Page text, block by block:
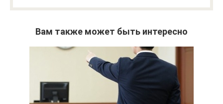
Вам также может быть интересно